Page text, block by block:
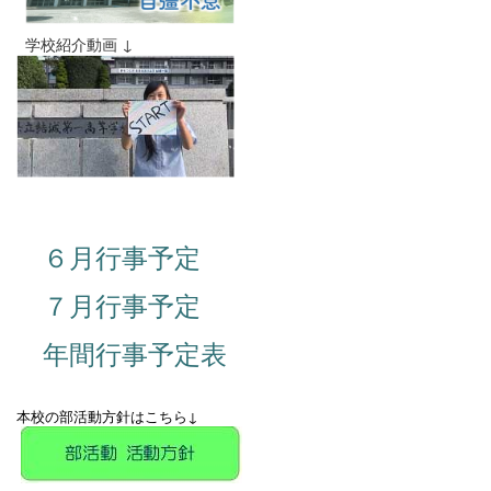
学校紹介動画 ↓
６月行事予定
７月行事予定
年間行事予定表
本校の部活動方針はこちら↓